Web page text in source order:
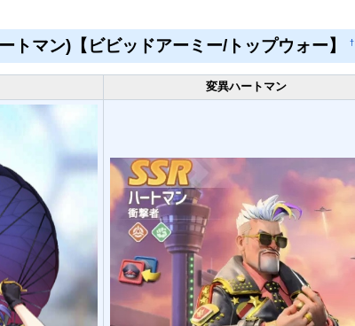
トマン)【ビビッドアーミー/トップウォー】†
変異ハートマン